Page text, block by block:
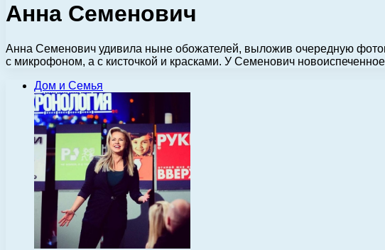
Анна Семенович
Анна Семенович удивила ныне обожателей, выложив очередную
с микрофоном, а с кисточкой и красками. У Семенович
Дом и Семья